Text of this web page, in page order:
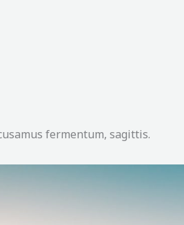
fermentum, sagittis.